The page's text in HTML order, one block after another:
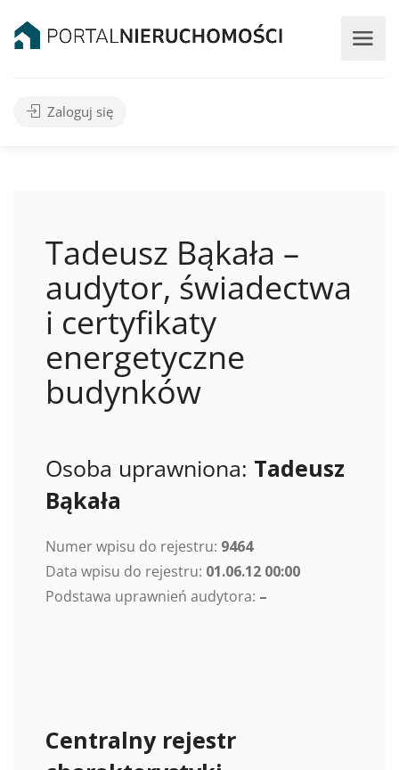
Zaloguj się
Tadeusz Bąkała –
audytor, świadectwa
i certyfikaty
energetyczne
budynków
Osoba uprawniona: Tadeusz
Bąkała
Numer wpisu do rejestru: 9464
Data wpisu do rejestru: 01.06.12 00:00
Podstawa uprawnień audytora: –
Centralny rejestr